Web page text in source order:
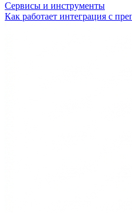
Сервисы и инструменты
Как работает интеграция с